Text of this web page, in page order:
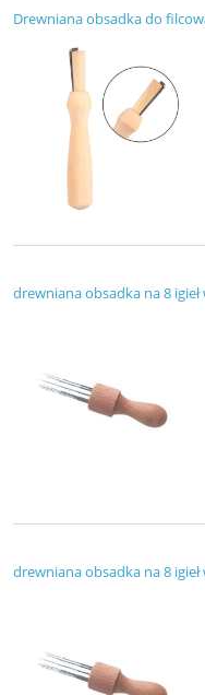
Drewniana obsadka do
drewniana obsadka na 8 igieł
drewniana obsadka na 8 igieł